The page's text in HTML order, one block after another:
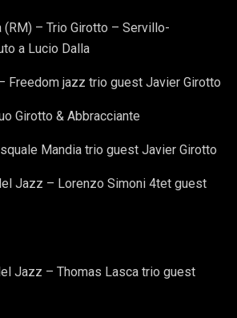
(RM) – Trio Girotto – Servillo-
a Lucio Dalla
Freedom jazz trio guest Javier Girotto
Girotto & Abbracciante
Mandia trio guest Javier Girotto
Jazz – Lorenzo Simoni 4tet guest
Jazz – Thomas Lasca trio guest